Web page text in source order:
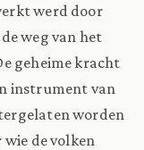
werd door
weg van het
geheime kracht
instrument van
worden
de volken